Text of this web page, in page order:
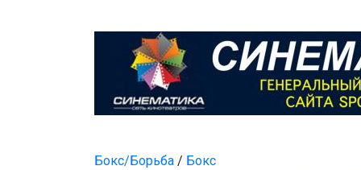
Бокс/Борьба / Бокс